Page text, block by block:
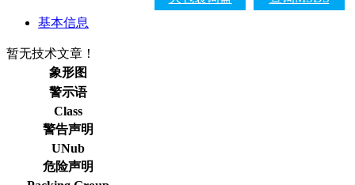
基本信息
暂无技术文章！
象形图
警示语
Class
警告声明
UNub
危险声明